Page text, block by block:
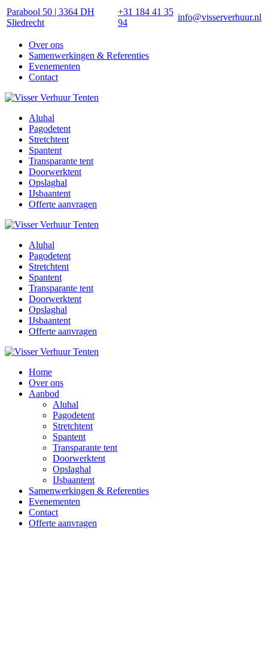
Parabool 50 | 3364 DH
Sliedrecht
+31 184 41 35
94
info@visserverhuur.nl
Over ons
Samenwerkingen & Referenties
Evenementen
Contact
Aluhal
Pagodetent
Stretchtent
Spantent
Transparante tent
Doorwerktent
Opslaghal
IJsbaantent
Offerte aanvragen
Aluhal
Pagodetent
Stretchtent
Spantent
Transparante tent
Doorwerktent
Opslaghal
IJsbaantent
Offerte aanvragen
Home
Over ons
Aanbod
Aluhal
Pagodetent
Stretchtent
Spantent
Transparante tent
Doorwerktent
Opslaghal
IJsbaantent
Samenwerkingen & Referenties
Evenementen
Contact
Offerte aanvragen